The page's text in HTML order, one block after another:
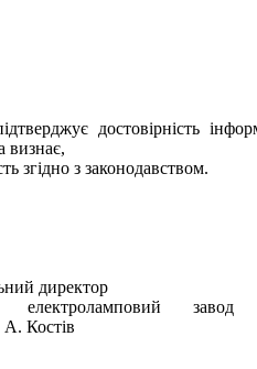
достовірність
визнає,
згідно з законодавством.
директор
завод
Костів